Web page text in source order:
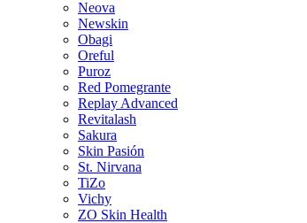
Neova
Newskin
Obagi
Oreful
Puroz
Red Pomegrante
Replay Advanced
Revitalash
Sakura
Skin Pasión
St. Nirvana
TiZo
Vichy
ZO Skin Health